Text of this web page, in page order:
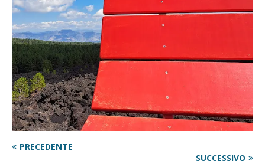
PRECEDENTE
SUCCESSIVO